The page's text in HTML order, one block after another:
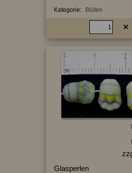
Kategorie: Blüten
Glasperlen